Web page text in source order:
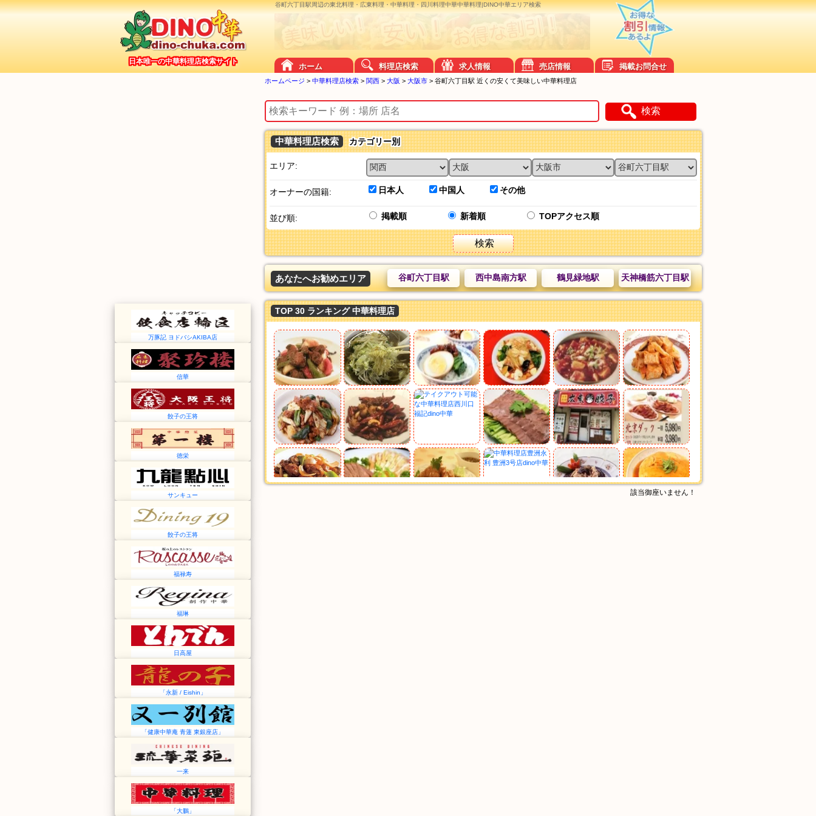
谷町六丁目駅周辺の東北料理・広東料理・中華料理・四川料理中華中華料理|DINO中華エリア検索
日本唯一の中華料理店検索サイト
ホーム 料理店検索 求人情報 売店情報 掲載お問合せ
万豚記 ヨドバシAKIBA店
信華
餃子の王将
徳栄
サンキュー
餃子の王将
福禄寿
福琳
日高屋
「永新 / Eishin」
「健康中華庵 青蓮 東銀座店」
一来
「大鵬」
ホームページ > 中華料理店検索 > 関西 > 大阪 > 大阪市 > 谷町六丁目駅 近くの安くて美味しい中華料理店
検索
中華料理店検索 カテゴリー別
エリア:
オーナーの国籍: 日本人 中国人 その他
並び順: 掲載順 新着順 TOPアクセス順
検索
あなたへお勧めエリア 天神橋筋六丁目駅
鶴見緑地駅
西中島南方駅
谷町六丁目駅
TOP 30 ランキング 中華料理店
該当御座いません！